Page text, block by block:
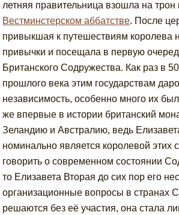
летняя правительница взошла на трон
Вестминстерском аббатстве. После
привыкшая к путешествиям королева
привычки и посещала в первую
Британского Содружества. Как раз в
прошлого века этим государствам
независимость, особенно много их
же впервые в истории британский
Зеландию и Австралию, ведь
номинально является королевой этих
говорить о современном состоянии
то Елизавета Вторая до сих пор его
организационные вопросы в странах
решаются без её участия, она стала